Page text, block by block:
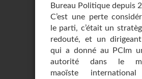
Bureau Politique depuis
C’est une perte
le parti, c’était un
redouté, et un
qui a donné au PCIm
autorité dans le
maoïste